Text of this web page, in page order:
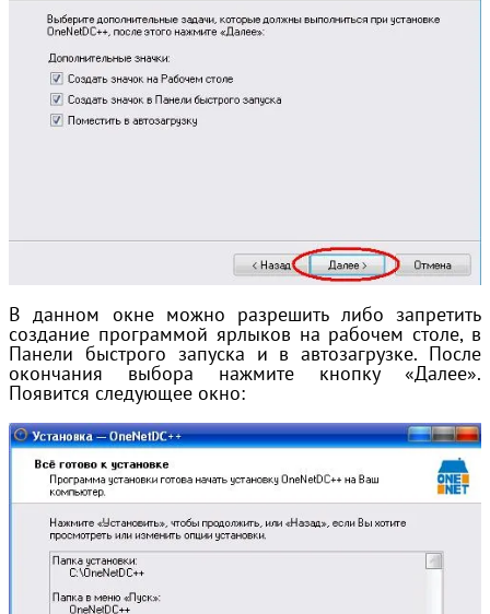
В данном окне можно разрешить либо запретить
создание программой ярлыков на рабочем столе, в
Панели быстрого запуска и в автозагрузке. После
окончания выбора нажмите кнопку «Далее».
Появится следующее окно: